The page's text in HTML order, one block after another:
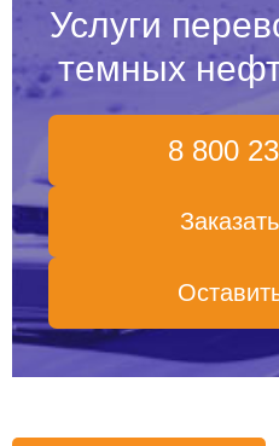
Услуги
темных
8 800